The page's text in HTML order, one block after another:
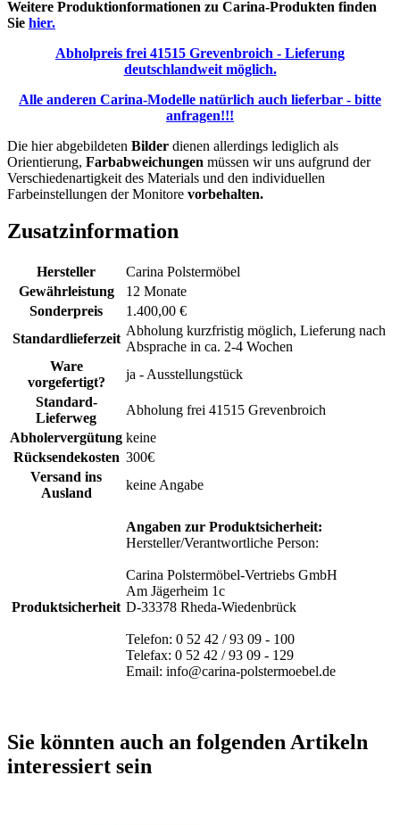
Weitere Produktionformationen zu Carina-Produkten finden
Sie hier.
Abholpreis frei 41515 Grevenbroich - Lieferung
deutschlandweit möglich.
Alle anderen Carina-Modelle natürlich auch lieferbar - bitte
anfragen!!!
Die hier abgebildeten Bilder dienen allerdings lediglich als
Orientierung, Farbabweichungen müssen wir uns aufgrund der
Verschiedenartigkeit des Materials und den individuellen
Farbeinstellungen der Monitore vorbehalten.
Zusatzinformation
Hersteller
Carina Polstermöbel
Gewährleistung
12 Monate
Sonderpreis
1.400,00 €
Standardlieferzeit
Abholung kurzfristig möglich, Lieferung nach
Absprache in ca. 2-4 Wochen
Ware
vorgefertigt?
ja - Ausstellungstück
Standard-
Lieferweg
Abholung frei 41515 Grevenbroich
Abholervergütung keine
Rücksendekosten 300€
Versand ins
Ausland
keine Angabe
Produktsicherheit
Angaben zur Produktsicherheit:
Hersteller/Verantwortliche Person:
Carina Polstermöbel-Vertriebs GmbH
Am Jägerheim 1c
D-33378 Rheda-Wiedenbrück
Telefon: 0 52 42 / 93 09 - 100
Telefax: 0 52 42 / 93 09 - 129
Email: info@carina-polstermoebel.de
Sie könnten auch an folgenden Artikeln
interessiert sein